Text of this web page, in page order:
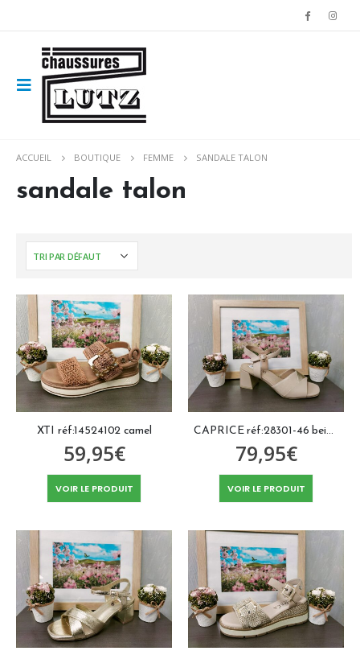
ACCUEIL BOUTIQUE FEMME SANDALE TALON
sandale talon
XTI réf:14524102 camel
59,95€
VOIR LE PRODUIT
CAPRICE réf:28301-46 beige
79,95€
VOIR LE PRODUIT